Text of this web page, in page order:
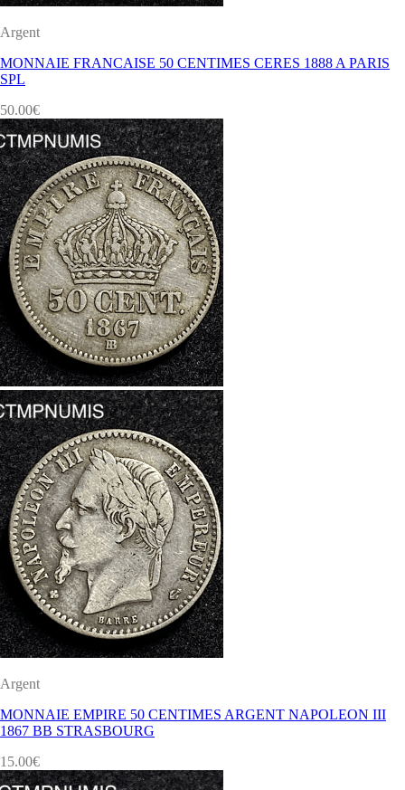
Argent
MONNAIE FRANCAISE 50 CENTIMES CERES 1888 A PARIS
SPL
50.00€
Argent
MONNAIE EMPIRE 50 CENTIMES ARGENT NAPOLEON III
1867 BB STRASBOURG
15.00€